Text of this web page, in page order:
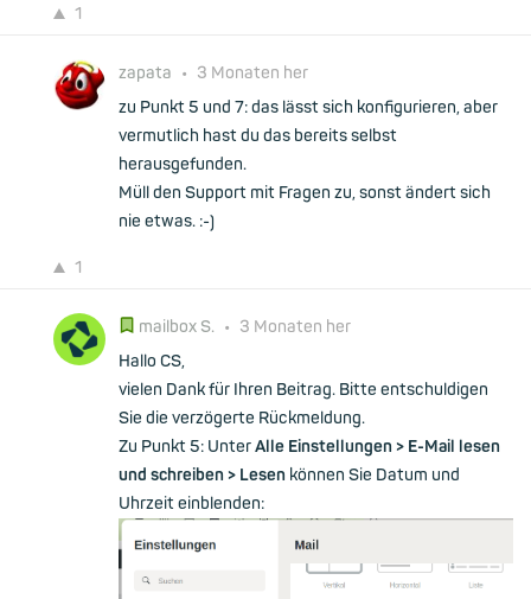
1
zapata • 3 Monaten her
zu Punkt 5 und 7: das lässt sich konfigurieren, aber
vermutlich hast du das bereits selbst
herausgefunden.
Müll den Support mit Fragen zu, sonst ändert sich
nie etwas. :-)
1
mailbox S. • 3 Monaten her
Hallo CS,
vielen Dank für Ihren Beitrag. Bitte entschuldigen
Sie die verzögerte Rückmeldung.
Zu Punkt 5: UnterAlle Einstellungen > E-Mail lesen
und schreiben > Lesen können Sie Datum und
Uhrzeit einblenden: